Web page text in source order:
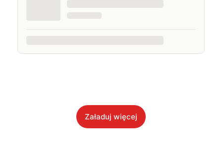
Załaduj więcej